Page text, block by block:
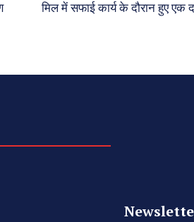
मिल में सफाई कार्य के दौरान हुए एक